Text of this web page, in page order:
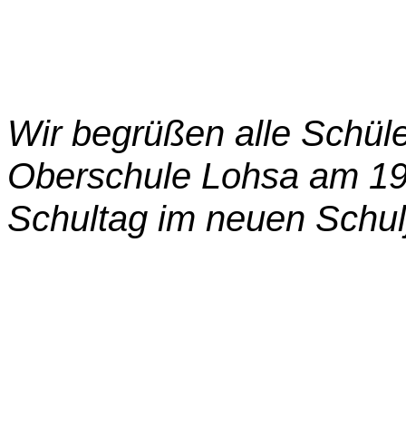
Wir begrüßen alle
Oberschule Lohsa am
Schultag im neuen